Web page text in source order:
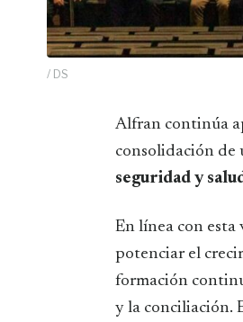
/ DS
Alfran continúa apostando firmemente por el desarrollo de su talento interno y la
consolidación de
seguridad y
En línea con esta
potenciar el
formación
y la conciliación.